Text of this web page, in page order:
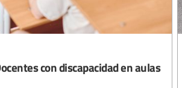
con discapacidad en aulas